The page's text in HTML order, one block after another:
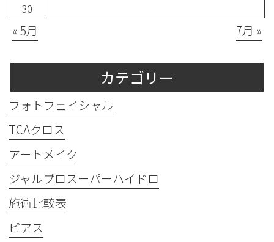
30
« 5月 7月 »
カテゴリー
フォトフェイシャル
TCAクロス
アートメイク
ジャルプロスーパーハイドロ
施術比較表
ピアス